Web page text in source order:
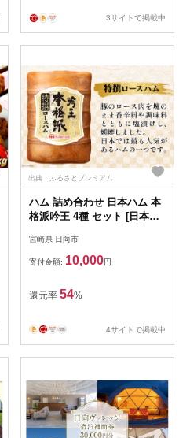
3サイトで掲載中
出典：ふるさとプレミアム
ハム 詰め合わせ 日本ハム 本
格派吟王 4種 セット [日本ハ
向市 452061310] ロースハム
あらびき ミートローフ 焼豚
ー 粗挽き 豚肉 お弁当 朝食
昼食 国内製造 日ハム FS-525
宮崎県 日向市
寄付金額: 10,000円
還元率 54%
4サイトで掲載中